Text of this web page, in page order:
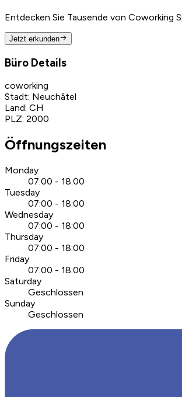
Entdecken Sie Tausende von Coworking
Jetzt erkunden
Büro Details
coworking
Stadt: Neuchâtel
Land: CH
PLZ: 2000
Öffnungszeiten
Monday
07:00 - 18:00
Tuesday
07:00 - 18:00
Wednesday
07:00 - 18:00
Thursday
07:00 - 18:00
Friday
07:00 - 18:00
Saturday
Geschlossen
Sunday
Geschlossen